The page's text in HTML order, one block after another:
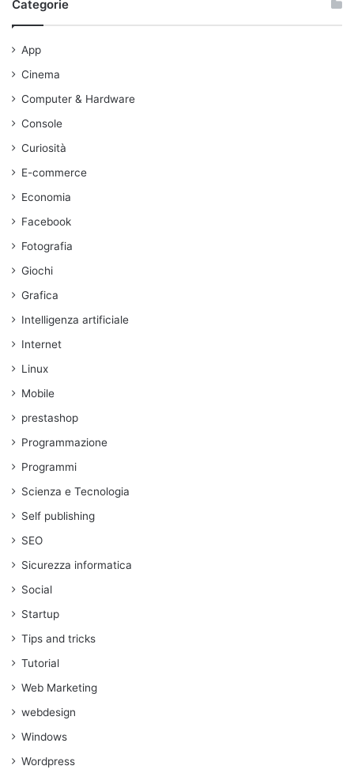
Categorie
App
Cinema
Computer & Hardware
Console
Curiosità
E-commerce
Economia
Facebook
Fotografia
Giochi
Grafica
Intelligenza artificiale
Internet
Linux
Mobile
prestashop
Programmazione
Programmi
Scienza e Tecnologia
Self publishing
SEO
Sicurezza informatica
Social
Startup
Tips and tricks
Tutorial
Web Marketing
webdesign
Windows
Wordpress